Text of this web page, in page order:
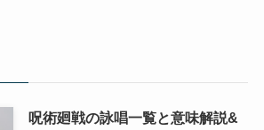
呪術廻戦の詠唱一覧と意味解説&